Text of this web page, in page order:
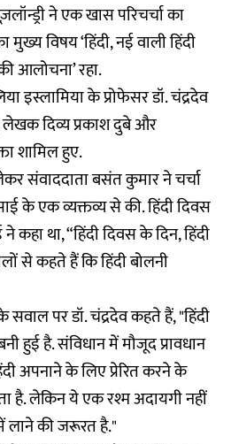
ने एक खास परिचर्चा का
विषय ‘हिंदी, नई वाली हिंदी
आलोचना’ रहा.
इस्लामिया के प्रोफेसर डॉ. चंद्रदेव
लेखक दिव्य प्रकाश दुबे और
शामिल हुए.
संवाददाता बसंत कुमार ने चर्चा
के एक व्यक्तव्य से की. हिंदी दिवस
था, “हिंदी दिवस के दिन, हिंदी
से कहते हैं कि हिंदी बोलनी
सवाल पर डॉ. चंद्रदेव कहते हैं, "हिंदी
हुई है. संविधान में मौजूद प्रावधान
अपनाने के लिए प्रेरित करने के
है. लेकिन ये एक रश्म अदायगी नहीं
लाने की जरूरत है."